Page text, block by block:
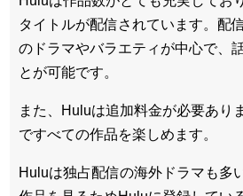
タイトルが配信されています。配
のドラマやバラエティが中心で、
とが可能です。
また、Huluは追加料金が必要あり
ですべての作品を楽しめます。
Huluは独占配信の海外ドラマも多